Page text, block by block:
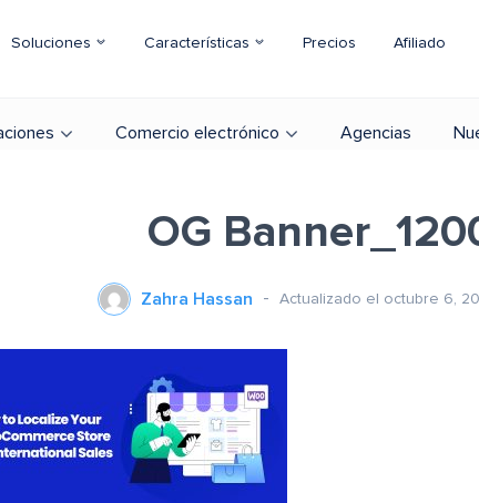
Soluciones Características Precios Afiliado
Comercio electrónico Agencias
OG
Zahra Hassan Actualizado el octubre 6,